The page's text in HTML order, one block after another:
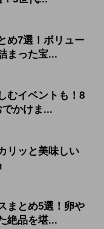
め7選！ボリュー
まった宝...
むイベントも！8
かけま...
リッと美味しい
まとめ5選！卵や
絶品を堪...